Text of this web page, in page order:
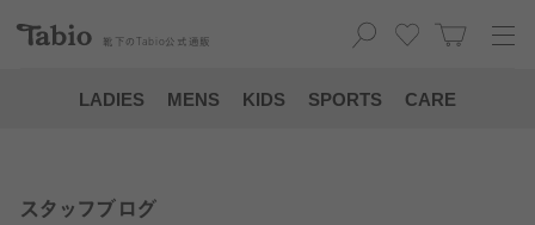
靴下の Tabio 公式通販
LADIES MENS KIDS SPORTS CARE
スタッフブログ